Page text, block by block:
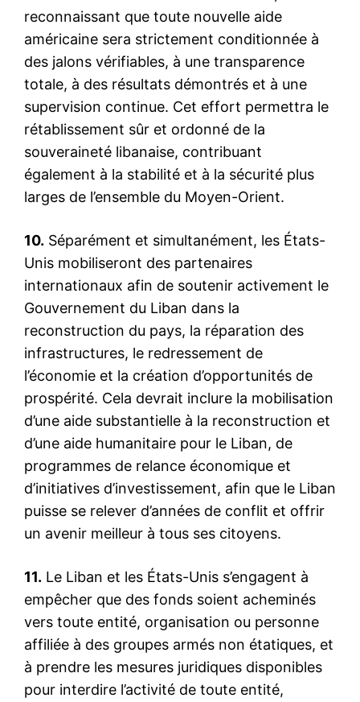
Mon compte
Related
Liban : un retrait israélien
négociation à haut risque
27 June 2026
In "Moyen-Orient"
Accord-cadre Israël-Liban :
Beyrouth après la signature à
Washington
27 June 2026
In "Moyen-Orient"
Les Etats-Unis, l’Iran et
plans libanais de la France
Lors d’un dîner privé, le mois
dernier à Paris, le secrétaire
d’Etat américain, Mike
Pompeo, n’a pas fait mystère
Washington au sujet de la
stratégie adoptée par la
compte du Hezbollah pro-
iranien dans le processus
visant à résoudre la crise
économique et politique…
18 December 2020
In "Monde"
reconnaissant que toute nouvelle aide
américaine sera strictement conditionnée à
des jalons vérifiables, à une transparence
totale, à des résultats démontrés et à une
supervision continue. Cet effort permettra le
rétablissement sûr et ordonné de la
souveraineté libanaise, contribuant
également à la stabilité et à la sécurité plus
larges de l’ensemble du Moyen-Orient.
10. Séparément et simultanément, les États-
Unis mobiliseront des partenaires
internationaux afin de soutenir activement le
Gouvernement du Liban dans la
reconstruction du pays, la réparation des
infrastructures, le redressement de
l’économie et la création d’opportunités de
prospérité. Cela devrait inclure la mobilisation
d’une aide substantielle à la reconstruction et
d’une aide humanitaire pour le Liban, de
programmes de relance économique et
d’initiatives d’investissement, afin que le Liban
puisse se relever d’années de conflit et offrir
un avenir meilleur à tous ses citoyens.
11. Le Liban et les États-Unis s’engagent à
empêcher que des fonds soient acheminés
vers toute entité, organisation ou personne
affiliée à des groupes armés non étatiques, et
à prendre les mesures juridiques disponibles
pour interdire l’activité de toute entité,